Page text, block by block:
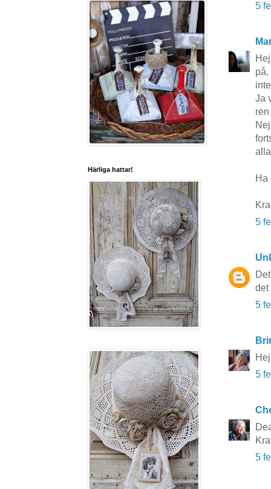
5
på,
Ja
Ha
5
det
5
5
5
Härliga hattar!